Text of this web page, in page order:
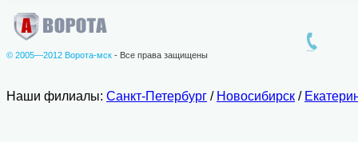
© 2005—2012 Ворота-мск - Все права защищены
Наши филиалы: Санкт-Петербург / Новосибирск /